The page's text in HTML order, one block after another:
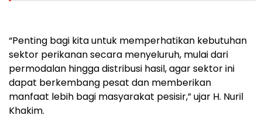
“Penting bagi kita untuk memperhatikan kebutuhan
sektor perikanan secara menyeluruh, mulai dari
permodalan hingga distribusi hasil, agar sektor ini
dapat berkembang pesat dan memberikan
manfaat lebih bagi masyarakat pesisir,” ujar H. Nuril
Khakim.